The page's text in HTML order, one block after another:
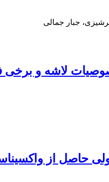
جبار جمالی
لاشه و
حاصل از